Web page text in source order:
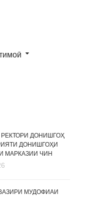
ДОНИШГОҲ
ДОНИШГОҲИ
МАРКАЗИИ ЧИН
МУДОФИАИ